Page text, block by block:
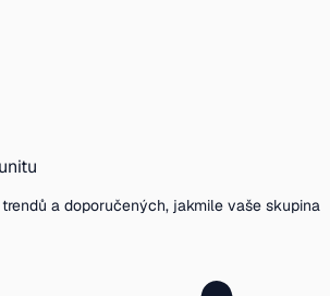
a doporučených, jakmile vaše skupina